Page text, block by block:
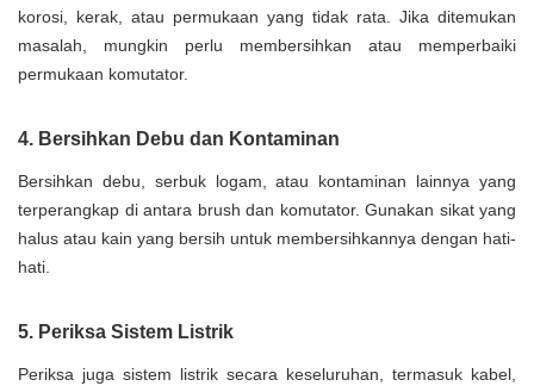
korosi, kerak, atau permukaan yang tidak rata. Jika ditemukan
masalah, mungkin perlu membersihkan atau memperbaiki
permukaan komutator.
4. Bersihkan Debu dan Kontaminan
Bersihkan debu, serbuk logam, atau kontaminan lainnya yang
terperangkap di antara brush dan komutator. Gunakan sikat yang
halus atau kain yang bersih untuk membersihkannya dengan hati-
hati.
5. Periksa Sistem Listrik
Periksa juga sistem listrik secara keseluruhan, termasuk kabel,